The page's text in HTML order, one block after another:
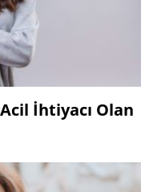
İhtiyacı Olan